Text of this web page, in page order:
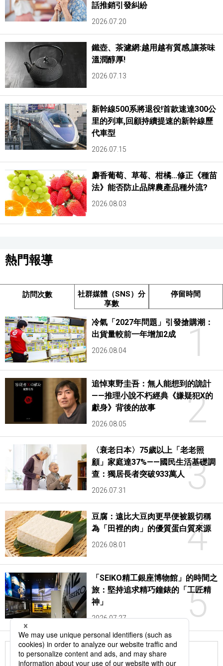
話推銷引發糾紛
2026.07.20
鐵壺、茶濾網:越用越有質感,讓茶味
溫潤醇厚!
2026.07.13
新幹線500系將退役!首款速達300公
里的列車,回顧持續提速的新幹線歷
代車型
2026.07.15
麝香葡萄、草莓、柑橘...修正《種苗
法》能否防止品牌農產品種外流?
2026.08.03
熱門報導
訪問次數
社群媒體（SNS）分
享數
停留時間
1
冷氣「2027年問題」引發搶購潮：
出貨量較前一年增加2成
2026.08.04
2
追悼東野圭吾：無人能想到的詭計
——推理小說不朽經典《嫌疑犯X的
獻身》背後的故事
2026.08.05
3
〈衰老日本〉75歲以上「老老照
顧」家庭達37%——國民生活基礎調
查：獨居長者突破933萬人
2026.07.31
4
豆腐：遠比大豆肉更早便被親切稱
為「田裡的肉」的優質蛋白質來源
2026.08.01
5
「SEIKO精工銀座博物館」的時間之
旅：堅持追求精巧鐘錶的「工匠精
神」
2026.07.27
更多